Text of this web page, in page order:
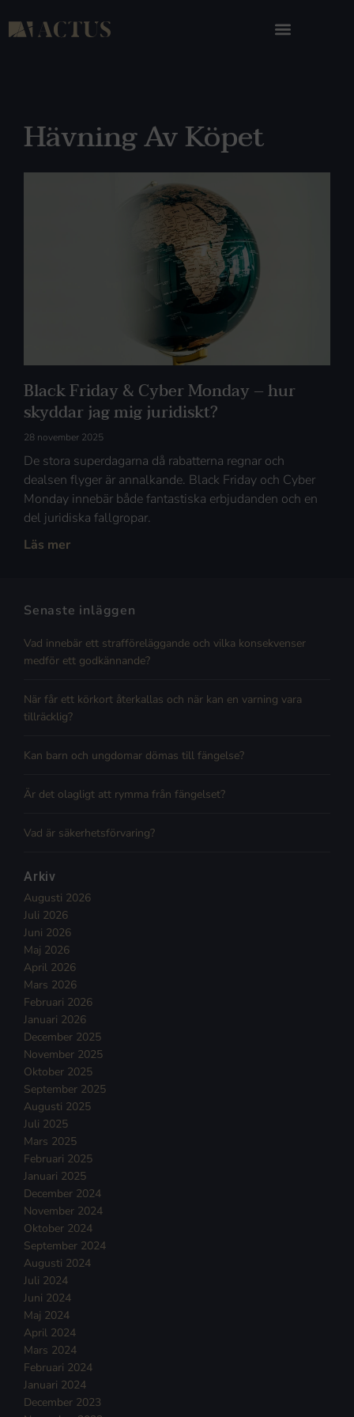
Hävning Av Köpet
Black Friday & Cyber Monday – hur
skyddar jag mig juridiskt?
28 november 2025
De stora superdagarna då rabatterna regnar och
dealsen flyger är annalkande. Black Friday och Cyber
Monday innebär både fantastiska erbjudanden och en
del juridiska fallgropar.
Läs mer
Senaste inläggen
Vad innebär ett strafföreläggande och vilka konsekvenser
medför ett godkännande?
När får ett körkort återkallas och när kan en varning vara
tillräcklig?
Kan barn och ungdomar dömas till fängelse?
Är det olagligt att rymma från fängelset?
Vad är säkerhetsförvaring?
Arkiv
Augusti 2026
Juli 2026
Juni 2026
Maj 2026
April 2026
Mars 2026
Februari 2026
Januari 2026
December 2025
November 2025
Oktober 2025
September 2025
Augusti 2025
Juli 2025
Mars 2025
Februari 2025
Januari 2025
December 2024
November 2024
Oktober 2024
September 2024
Augusti 2024
Juli 2024
Juni 2024
Maj 2024
April 2024
Mars 2024
Februari 2024
Januari 2024
December 2023